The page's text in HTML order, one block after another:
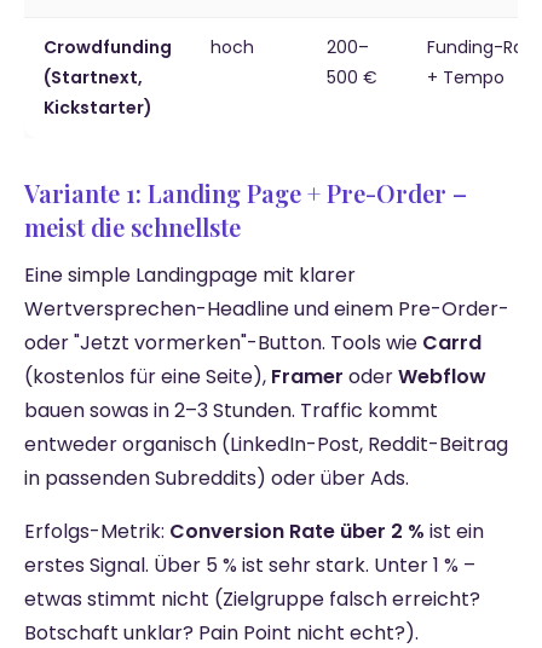
Crowdfunding
(Startnext,
Kickstarter)
hoch
200–
500 €
Funding-
+ Tempo
Variante 1: Landing Page + Pre-Order –
meist die schnellste
Eine simple Landingpage mit klarer
Wertversprechen-Headline und einem Pre-Order-
oder "Jetzt vormerken"-Button. Tools wie Carrd
(kostenlos für eine Seite), Framer oderWebflow
bauen sowas in 2–3 Stunden. Traffic kommt
entweder organisch (LinkedIn-Post, Reddit-Beitrag
in passenden Subreddits) oder über Ads.
Erfolgs-Metrik: Conversion Rate über 2 % ist ein
erstes Signal. Über 5 % ist sehr stark. Unter 1 % –
etwas stimmt nicht (Zielgruppe falsch erreicht?
Botschaft unklar? Pain Point nicht echt?).